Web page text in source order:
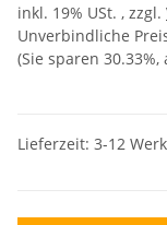
inkl. 19% USt. , zzgl.
Unverbindliche
(Sie sparen 30.33%,
Lieferzeit: 3-12